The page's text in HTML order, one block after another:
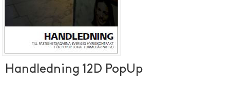
Handledning 12D PopUp